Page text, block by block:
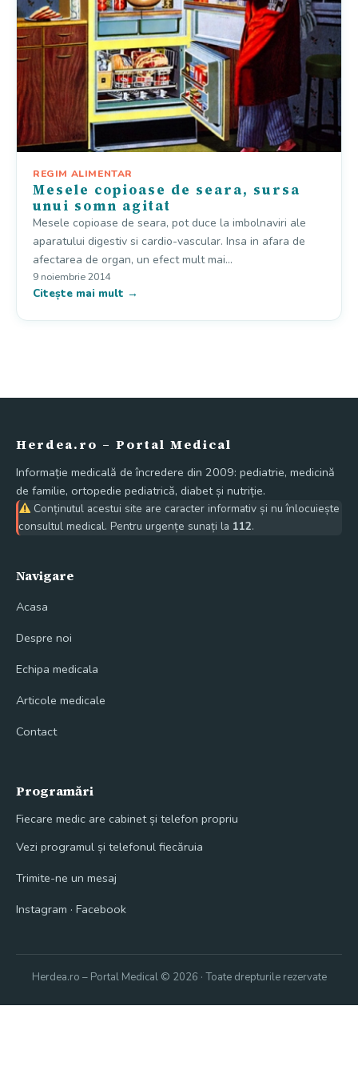
REGIM ALIMENTAR
Mesele copioase de seara, sursa
unui somn agitat
Mesele copioase de seara, pot duce la imbolnaviri ale
aparatului digestiv si cardio-vascular. Insa in afara de
afectarea de organ, un efect mult mai…
9 noiembrie 2014
Citește mai mult →
Herdea.ro – Portal Medical
Informație medicală de încredere din 2009: pediatrie, medicină
de familie, ortopedie pediatrică, diabet și nutriție.
Conținutul acestui site are caracter informativ și nu înlocuiește
consultul medical. Pentru urgențe sunați la 112.
Navigare
Acasa
Despre noi
Echipa medicala
Articole medicale
Contact
Programări
Fiecare medic are cabinet și telefon propriu
Vezi programul și telefonul fiecăruia
Trimite-ne un mesaj
Instagram · Facebook
Herdea.ro – Portal Medical © 2026 · Toate drepturile rezervate